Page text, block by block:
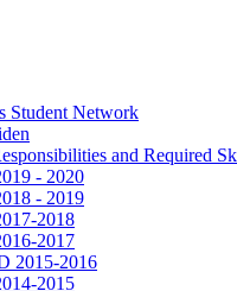
Student Network
and Required
- 2020
- 2019
2018
2017
2015-2016
2015